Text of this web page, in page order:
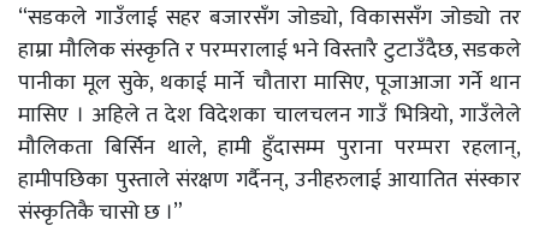
“सडकले गाउँलाई सहर बजारसँग जोड्यो, विकाससँग जोड्यो तर
हाम्रा मौलिक संस्कृति र परम्परालाई भने विस्तारै टुटाउँदैछ, सडकले
पानीका मूल सुके, थकाई मार्ने चौतारा मासिए, पूजाआजा गर्ने थान
मासिए । अहिले त देश विदेशका चालचलन गाउँ भित्रियो, गाउँलेले
मौलिकता बिर्सिन थाले, हामी हुँदासम्म पुराना परम्परा रहलान्,
हामीपछिका पुस्ताले संरक्षण गर्दैनन्, उनीहरुलाई आयातित संस्कार
संस्कृतिकै चासो छ ।”